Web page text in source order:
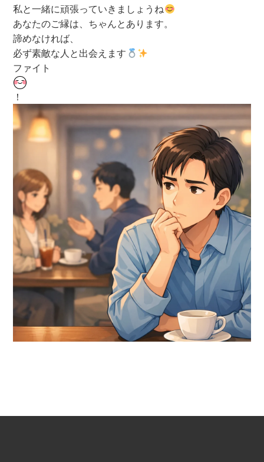
私と一緒に頑張っていきましょうね
あなたのご縁は、ちゃんとあります。
諦めなければ、
必ず素敵な人と出会えます
ファイト
！